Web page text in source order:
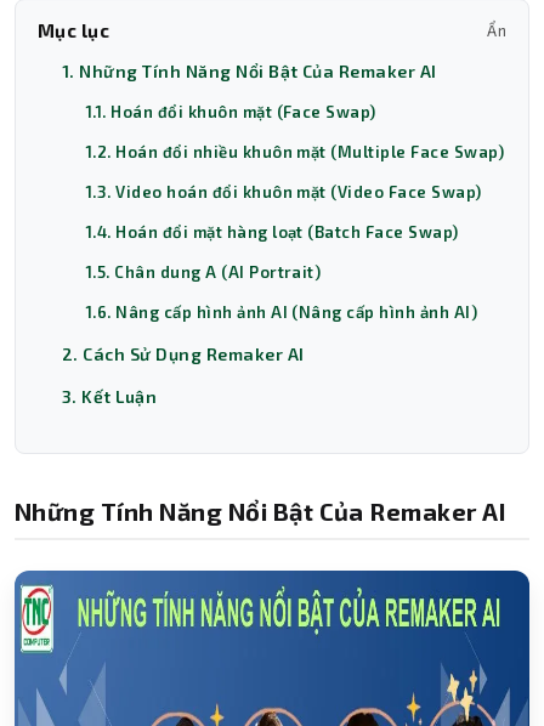
Mục lục Ẩn
1. Những Tính Năng Nổi Bật Của Remaker AI
1.1. Hoán đổi khuôn mặt (Face Swap)
1.2. Hoán đổi nhiều khuôn mặt (Multiple Face Swap)
1.3. Video hoán đổi khuôn mặt (Video Face Swap)
1.4. Hoán đổi mặt hàng loạt (Batch Face Swap)
1.5. Chân dung A (AI Portrait)
1.6. Nâng cấp hình ảnh AI (Nâng cấp hình ảnh AI)
2. Cách Sử Dụng Remaker AI
3. Kết Luận
Những Tính Năng Nổi Bật Của Remaker AI